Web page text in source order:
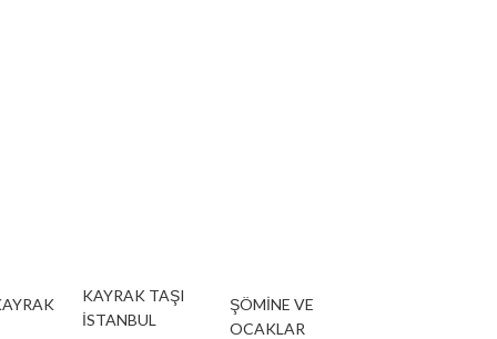
KAYRAK TAŞI
İSTANBUL
ŞÖMİNE VE
OCAKLAR